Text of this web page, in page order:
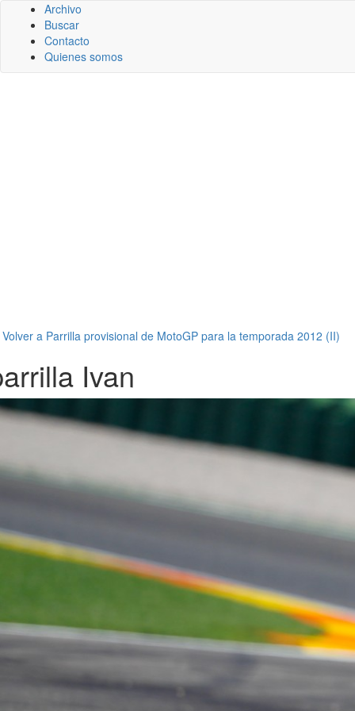
Archivo
Buscar
Contacto
Quienes somos
Volver a Parrilla provisional de MotoGP para la temporada 2012 (II)
Ivan